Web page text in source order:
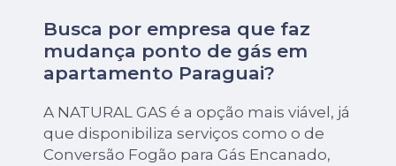
Busca por empresa que faz
mudança ponto de gás em
apartamento Paraguai?
A NATURAL GAS é a opção mais viável, já
que disponibiliza serviços como o de
Conversão Fogão para Gás Encanado,